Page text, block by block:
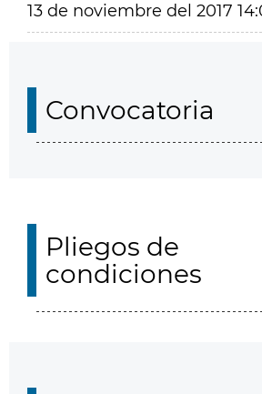
13 de noviembre del 2017
Convocatoria
Pliegos de
condiciones